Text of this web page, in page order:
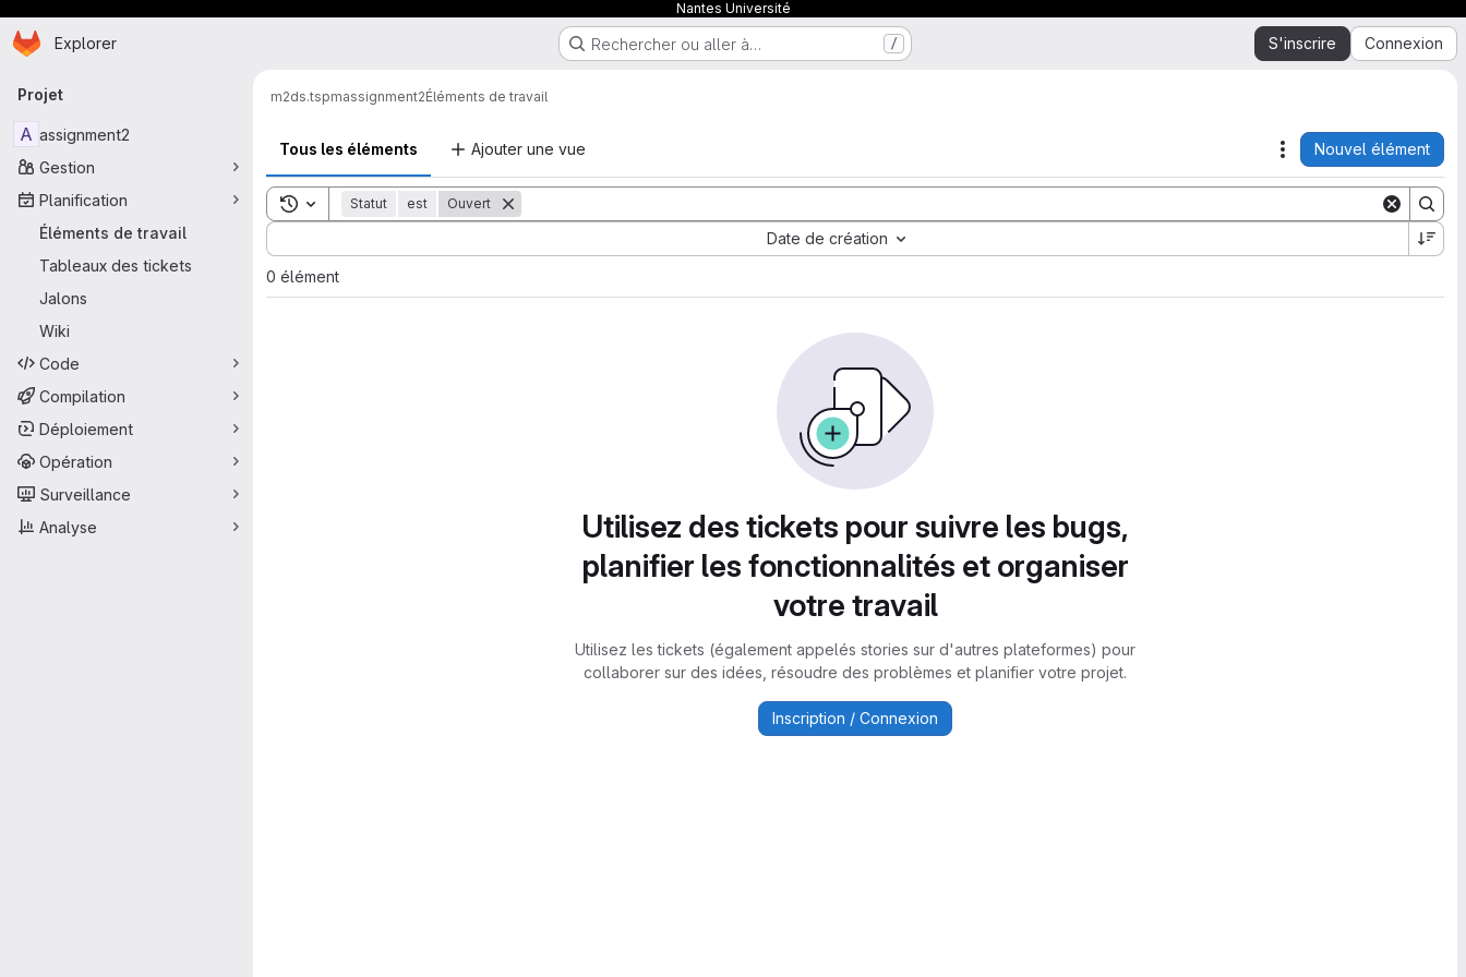
Nantes Université
Passer au contenu principal
Page d'accueil
Explorer Rechercher ou aller à… / S'inscrire Connexion
Navigation principale
Projet
A assignment2
Gestion
Planification
Éléments de travail
Tableaux des tickets
Jalons
Wiki
Code
Compilation
Déploiement
Opération
Surveillance
Analyse
m2ds.tspmassignment2Éléments de travail
Tous les éléments Ajouter une vue Actions
Nouvel élément
Toggle search history
Statut est Ouvert
Date de création
Sort by:
0 élément
Utilisez des tickets pour suivre les bugs,
planifier les fonctionnalités et organiser
votre travail
Utilisez les tickets (également appelés stories sur d'autres plateformes) pour
collaborer sur des idées, résoudre des problèmes et planifier votre projet.
Inscription / Connexion